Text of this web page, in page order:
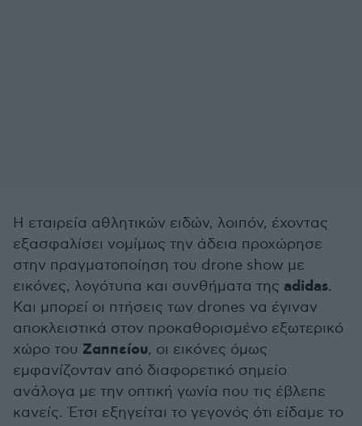
Η εταιρεία αθλητικών ειδών, λοιπόν, έχοντας
εξασφαλίσει νομίμως την άδεια προχώρησε
στην πραγματοποίηση του drone show με
εικόνες, λογότυπα και συνθήματα της adidas.
Και μπορεί οι πτήσεις των drones να έγιναν
αποκλειστικά στον προκαθορισμένο εξωτερικό
χώρο του Ζαππείου, οι εικόνες όμως
εμφανίζονταν από διαφορετικό σημείο
ανάλογα με την οπτική γωνία που τις έβλεπε
κανείς. Έτσι εξηγείται το γεγονός ότι είδαμε το